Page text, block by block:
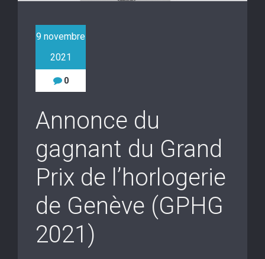
9 novembre
2021
0
Annonce du
gagnant du Grand
Prix de l’horlogerie
de Genève (GPHG
2021)